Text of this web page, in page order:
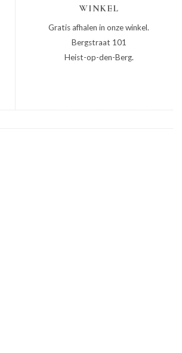
WINKEL
Gratis afhalen in onze winkel.
Bergstraat 101
Heist-op-den-Berg.